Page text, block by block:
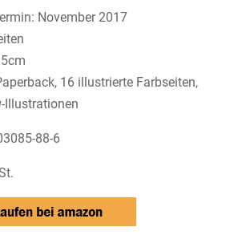
November 2017
16 illustrierte Farbseiten,
Illustrationen
88-6